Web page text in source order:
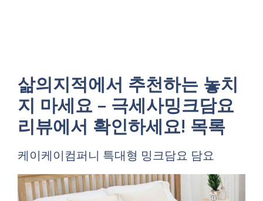
삶의지적에서 추천하는 놓치
지 마세요 – 극세사밍크담요
리뷰에서 확인하세요! 목록
케이케이컴퍼니 특대형 밍크담요 담요